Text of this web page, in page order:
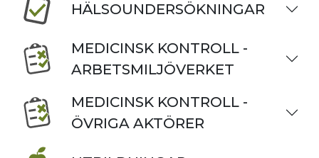
HÄLSOUNDERSÖKNINGAR
MEDICINSK KONTROLL -
ARBETSMILJÖVERKET
MEDICINSK KONTROLL -
ÖVRIGA AKTÖRER